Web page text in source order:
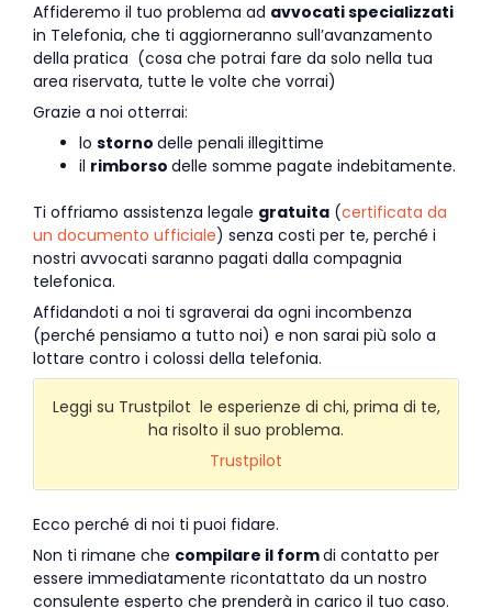
Affideremo il tuo problema ad avvocati specializzati
in Telefonia, che ti aggiorneranno sull’avanzamento
della pratica (cosa che potrai fare da solo nella tua
area riservata, tutte le volte che vorrai)
Grazie a noi otterrai:
lo storno delle penali illegittime
il rimborso delle somme pagate indebitamente.
Ti offriamo assistenza legale gratuita (certificata da
un documento ufficiale) senza costi per te, perché i
nostri avvocati saranno pagati dalla compagnia
telefonica.
Affidandoti a noi ti sgraverai da ogni incombenza
(perché pensiamo a tutto noi) e non sarai più solo a
lottare contro i colossi della telefonia.
Leggi su Trustpilot le esperienze di chi, prima di te,
ha risolto il suo problema.
Trustpilot
Ecco perché di noi ti puoi fidare.
Non ti rimane che compilare il formdi contatto per
essere immediatamente ricontattato da un nostro
consulente esperto che prenderà in carico il tuo caso.